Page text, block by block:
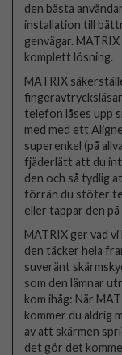
den bästa
installation till
genvägar.
komplett lösning.
MATRIX
telefon låses upp
med med ett
superenkel (på
fjäderlätt att du
den och så tydlig
förrän du stöter
eller tappar den
MATRIX ger vad
den täcker hela
suveränt
som den lämnar
kom ihåg: När
kommer du aldrig
av att skärmen
det gör det